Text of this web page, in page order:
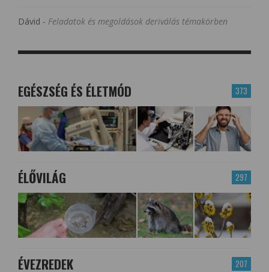
Dávid - Feladatok és megoldások deriválás témakörben
373
EGÉSZSÉG ÉS ÉLETMÓD
297
ÉLŐVILÁG
207
ÉVEZREDEK